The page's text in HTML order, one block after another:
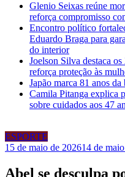
Glenio Seixas reúne
reforça compromisso
Encontro político
Eduardo Braga para
do interior
Joelson Silva destaca
reforça proteção às
Japão marca 81 anos
Camila Pitanga explica
sobre cuidados aos 47
ESPORTE
15 de maio de 202614 de
Abel se desculpa